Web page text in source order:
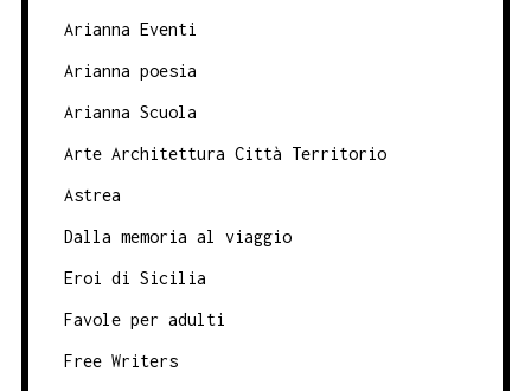
Arianna Eventi
Arianna poesia
Arianna Scuola
Arte Architettura Città Territorio
Astrea
Dalla memoria al viaggio
Eroi di Sicilia
Favole per adulti
Free Writers